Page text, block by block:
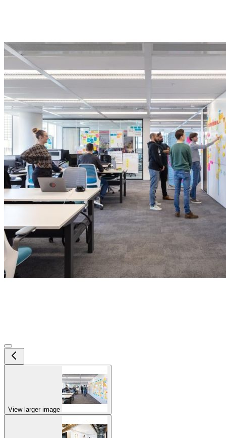
View larger image